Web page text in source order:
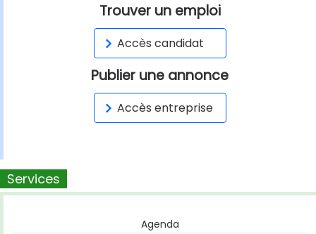
Trouver un emploi
Accès candidat
Publier une annonce
Accès entreprise
Services
Agenda